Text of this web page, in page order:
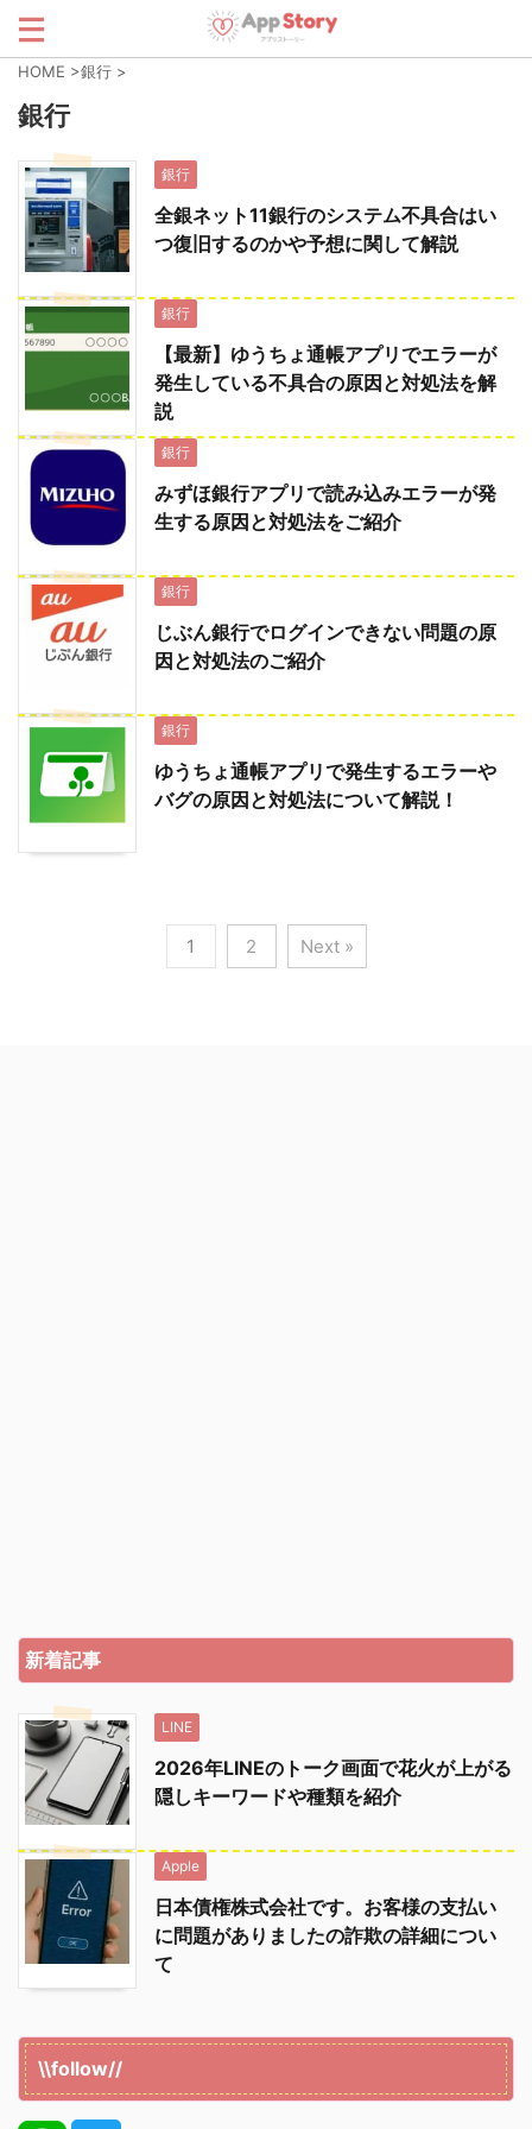
HOME >銀行 >
銀行
銀行
全銀ネット11銀行のシステム不具合はい
つ復旧するのかや予想に関して解説
銀行
【最新】ゆうちょ通帳アプリでエラーが
発生している不具合の原因と対処法を解
説
銀行
みずほ銀行アプリで読み込みエラーが発
生する原因と対処法をご紹介
銀行
じぶん銀行でログインできない問題の原
因と対処法のご紹介
銀行
ゆうちょ通帳アプリで発生するエラーや
バグの原因と対処法について解説！
1 2 Next »
新着記事
LINE
2026年LINEのトーク画面で花火が上がる
隠しキーワードや種類を紹介
Apple
日本債権株式会社です。お客様の支払い
に問題がありましたの詐欺の詳細につい
て
\\follow//